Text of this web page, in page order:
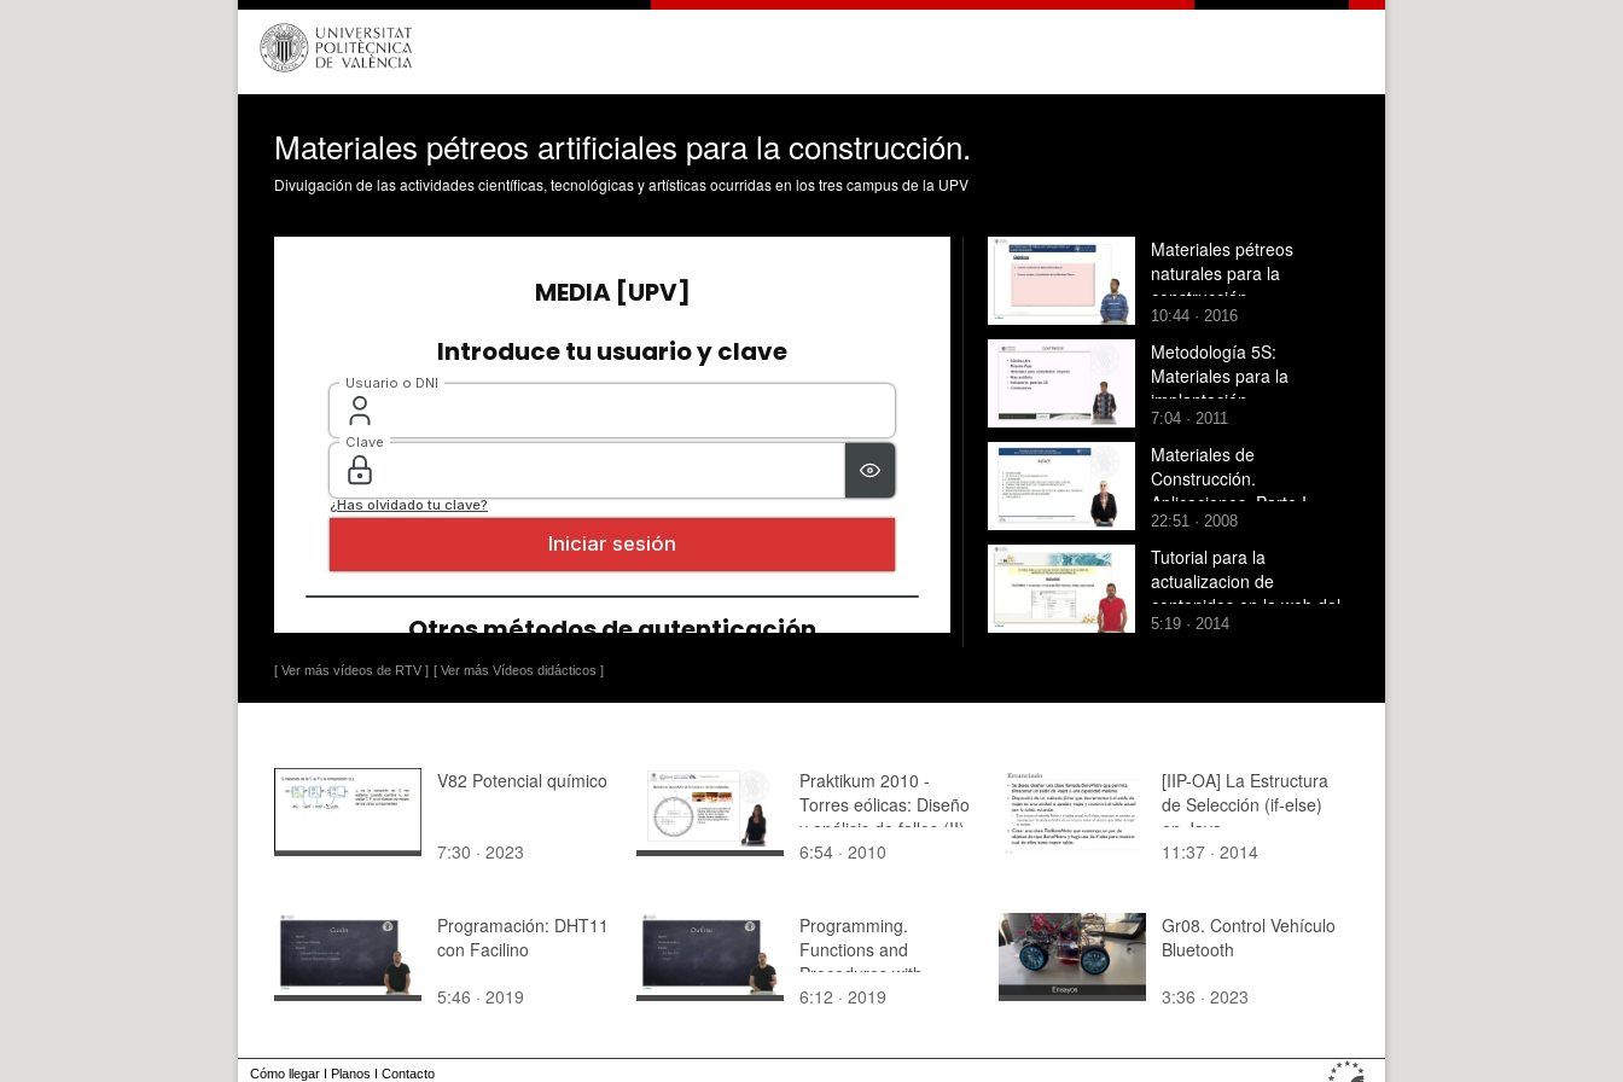
Materiales pétreos artificiales para la construcción.
Divulgación de las actividades científicas, tecnológicas y artísticas ocurridas en los tres campus de la UPV
[ Ver más vídeos de RTV ] [ Ver más Vídeos didácticos ]
Materiales pétreos
naturales para la
construcción
10:44 · 2016
Metodología 5S:
Materiales para la
implantación
7:04 · 2011
Materiales de
Construcción.
Aplicaciones. Parte I
Cimentaciones para
estructuras prefabricadas
22:51 · 2008
Tutorial para la
actualizacion de
contenidos en la web del
Instituto de Tecnologia de
5:19 · 2014
V82 Potencial químico
7:30 · 2023
Praktikum 2010 -
Torres eólicas: Diseño
y análisis de fallos (II)
6:54 · 2010
[IIP-OA] La Estructura
de Selección (if-else)
en Java
11:37 · 2014
Programación: DHT11
con Facilino
5:46 · 2019
Programming.
Functions and
Procedures with
Facilino.
6:12 · 2019
Gr08. Control Vehículo
Bluetooth
3:36 · 2023
Cómo llegar I Planos I Contacto